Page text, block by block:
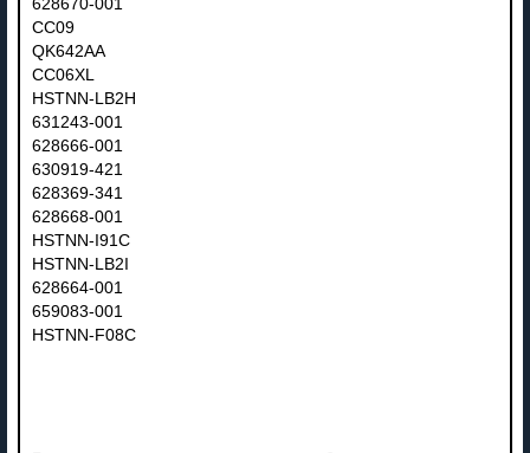
628670-001
CC09
QK642AA
CC06XL
HSTNN-LB2H
631243-001
628666-001
630919-421
628369-341
628668-001
HSTNN-I91C
HSTNN-LB2I
628664-001
659083-001
HSTNN-F08C